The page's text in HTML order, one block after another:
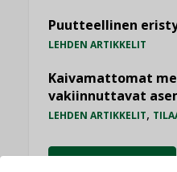
Puutteellinen
LEHDEN ARTIKKELIT
Kaivamattomat
vakiinnuttavat
LEHDEN ARTIKKELIT,